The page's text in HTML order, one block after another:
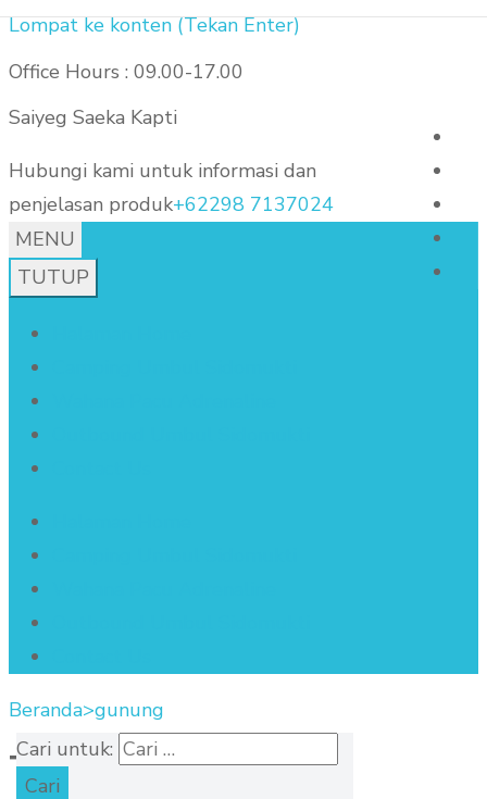
Lompat ke konten (Tekan Enter)
Office Hours : 09.00-17.00
Saiyeg Saeka Kapti
Hubungi kami untuk informasi dan
penjelasan produk+62298 7137024
MENU
TUTUP
Cari untuk:
Beranda>gunung
Tag:gunung